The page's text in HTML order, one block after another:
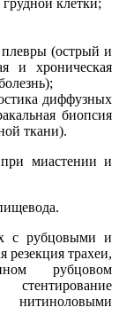
плевры (острый и
и хроническая
диффузных
биопсия
ткани).
миастении и
с рубцовыми и
резекция трахеи,
рубцовом
нитиноловыми